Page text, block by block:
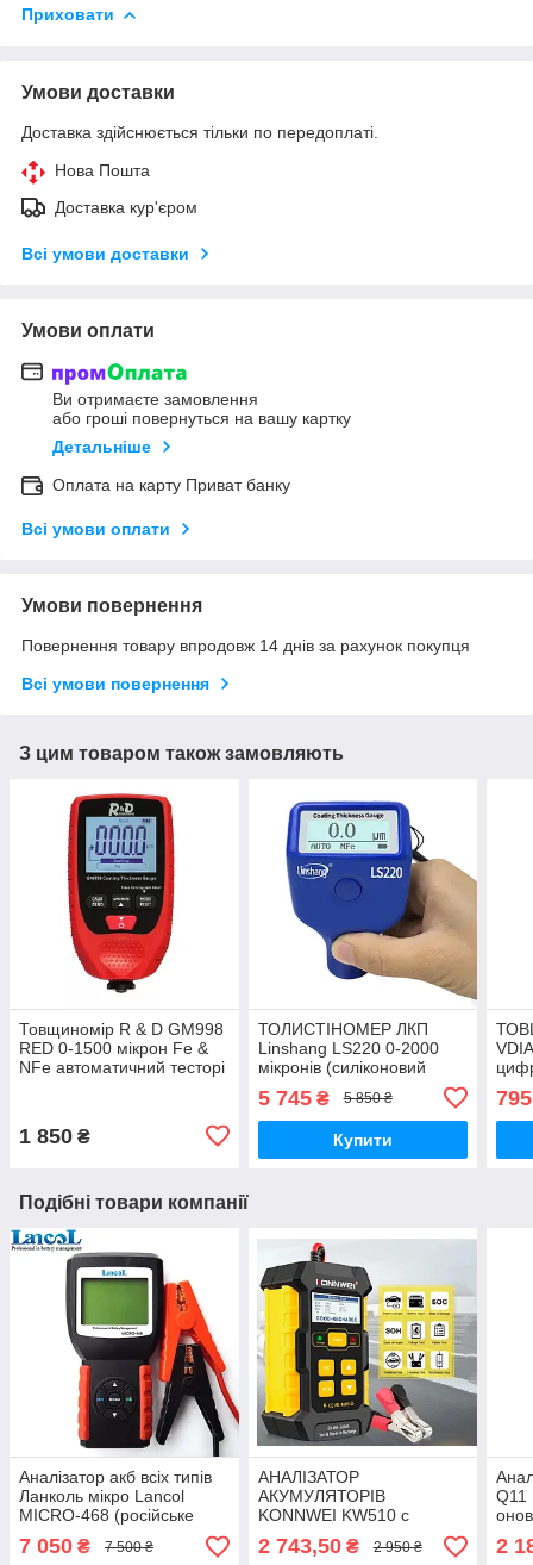
Приховати
Умови доставки
Доставка здійснюється тільки по передоплаті.
Нова Пошта
Доставка кур'єром
Всі умови доставки
Умови оплати
Ви отримаєте замовлення
або гроші повернуться на вашу картку
Детальніше
Оплата на карту Приват банку
Всі умови оплати
Умови повернення
Повернення товару впродовж 14 днів за рахунок покупця
Всі умови повернення
З цим товаром також замовляють
Товщиномір R & D GM998
RED 0-1500 мікрон Fe &
NFe автоматичний тесторі
1 850 ₴
ТОЛИСТІНОМЕР ЛКП
Linshang LS220 0-2000
мікронів (силіконовий
5 745₴ 5 850 ₴
Купити
795
Подібні товари компанії
Аналізатор акб всіх типів
Ланколь мікро Lancol
MICRO-468 (російське
меню) 30-200 Ah
7 050 ₴ 7 500 ₴
АНАЛІЗАТОР
АКУМУЛЯТОРІВ
KONNWEI KW510 c
функцією тестування і
заряджання АКБ всіх типів
2 743,50₴ 2 950 ₴
Q11
2